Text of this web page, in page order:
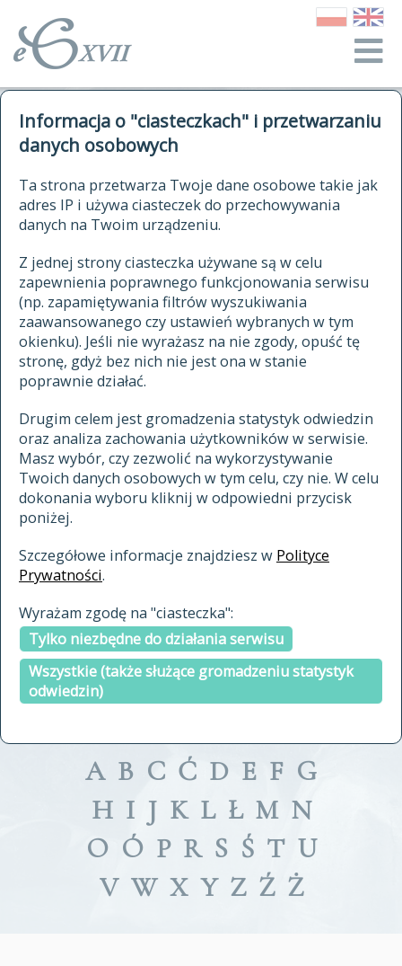
Informacja o "ciasteczkach" i przetwarzaniu
danych osobowych
Ta strona przetwarza Twoje dane osobowe takie jak
adres IP i używa ciasteczek do przechowywania
danych na Twoim urządzeniu.
Z jednej strony ciasteczka używane są w celu
zapewnienia poprawnego funkcjonowania serwisu
(np. zapamiętywania filtrów wyszukiwania
zaawansowanego czy ustawień wybranych w tym
okienku). Jeśli nie wyrażasz na nie zgody, opuść tę
stronę, gdyż bez nich nie jest ona w stanie
poprawnie działać.
Drugim celem jest gromadzenia statystyk odwiedzin
oraz analiza zachowania użytkowników w serwisie.
Masz wybór, czy zezwolić na wykorzystywanie
Twoich danych osobowych w tym celu, czy nie. W celu
dokonania wyboru kliknij w odpowiedni przycisk
poniżej.
Szczegółowe informacje znajdziesz w Polityce
Prywatności.
Wyrażam zgodę na "ciasteczka":
Tylko niezbędne do działania serwisu
Wszystkie (także służące gromadzeniu statystyk
odwiedzin)
autorzy Słownika
historia
publikacje
źródła
autorzy tekstów źródłowych
zasady opracowania
statystyki
najnowsze hasła
ostatnio zmodyfikowane hasła
materiały archiwalne
cytowanie
kontakt
kwerendy
jak cytować Słownik
ELEKTRONICZNY SŁOWNIK
JĘZYKA POLSKIEGO
XVII I XVIII WIEKU
znajdź hasła
zaczynające się od
indeksie
a fronte
a tergo
A B C Ć D E F G
H I J K L Ł M N
O Ó P R S Ś T U
V W X Y Z Ź Ż